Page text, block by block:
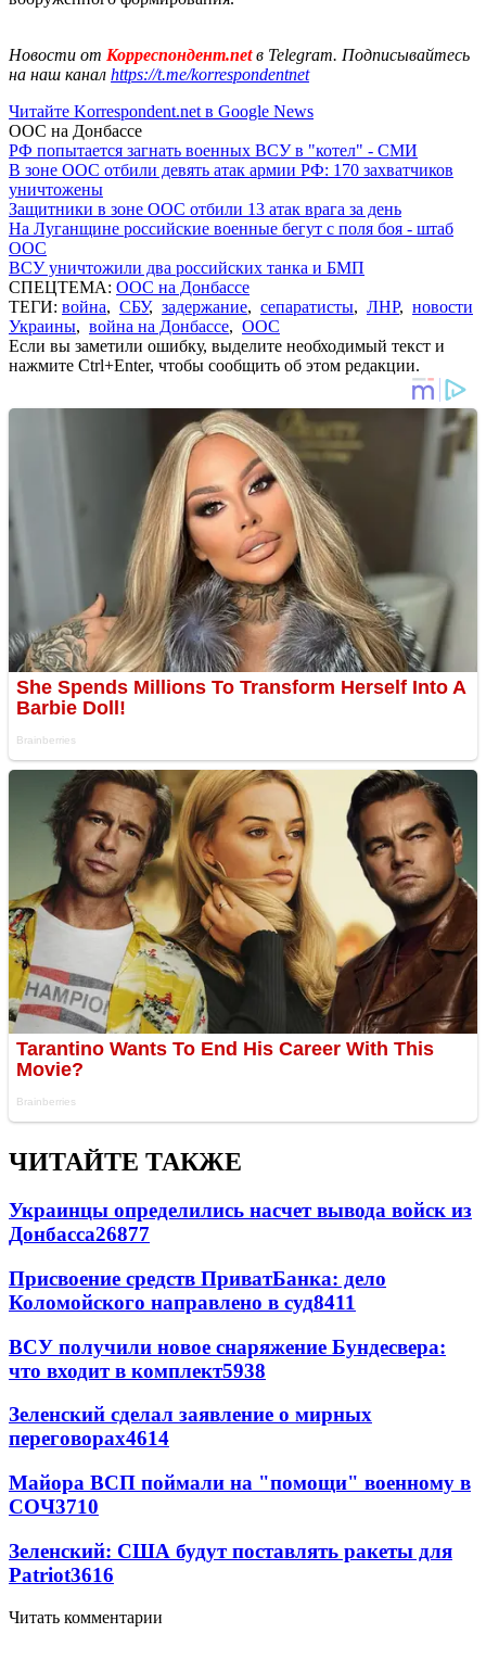
Новости от Корреспондент.netв Telegram. Подписывайтесь
на наш канал https://t.me/korrespondentnet
Читайте Korrespondent.net в Google News
ООС на Донбассе
РФ попытается загнать военных ВСУ в "котел" - СМИ
В зоне ООС отбили девять атак армии РФ: 170 захватчиков
уничтожены
Защитники в зоне ООС отбили 13 атак врага за день
На Луганщине российские военные бегут с поля боя - штаб
ООС
ВСУ уничтожили два российских танка и БМП
СПЕЦТЕМА: ООС на Донбассе
ТЕГИ: война, СБУ, задержание, сепаратисты, ЛНР, новости
Украины, война на Донбассе, ООС
Если вы заметили ошибку, выделите необходимый текст и
нажмите Ctrl+Enter, чтобы сообщить об этом редакции.
ЧИТАЙТЕ ТАКЖЕ
Украинцы определились насчет вывода войск из
Донбасса26877
Присвоение средств ПриватБанка: дело
Коломойского направлено в суд8411
ВСУ получили новое снаряжение Бундесвера:
что входит в комплект5938
Зеленский сделал заявление о мирных
переговорах4614
Майора ВСП поймали на "помощи" военному в
СОЧ3710
Зеленский: США будут поставлять ракеты для
Patriot3616
Читать комментарии